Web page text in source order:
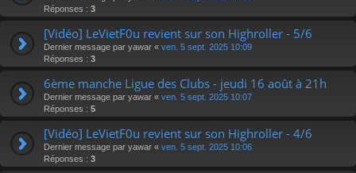
Réponses : 3
[Vidéo] LeVietF0u revient sur son Highroller - 5/6
Dernier message par yawar « ven. 5 sept. 2025 10:09
Réponses : 3
6ème manche Ligue des Clubs - jeudi 16 août à 21h
Dernier message par yawar « ven. 5 sept. 2025 10:07
Réponses : 5
[Vidéo] LeVietF0u revient sur son Highroller - 4/6
Dernier message par yawar « ven. 5 sept. 2025 10:06
Réponses : 3